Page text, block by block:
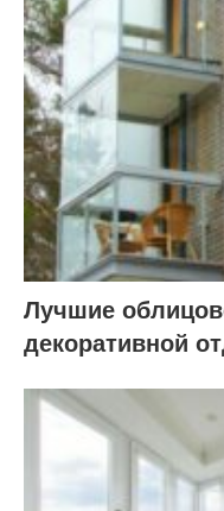
Лучшие
декоративной